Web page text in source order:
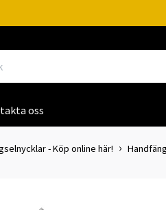
oss
- Köp online här!